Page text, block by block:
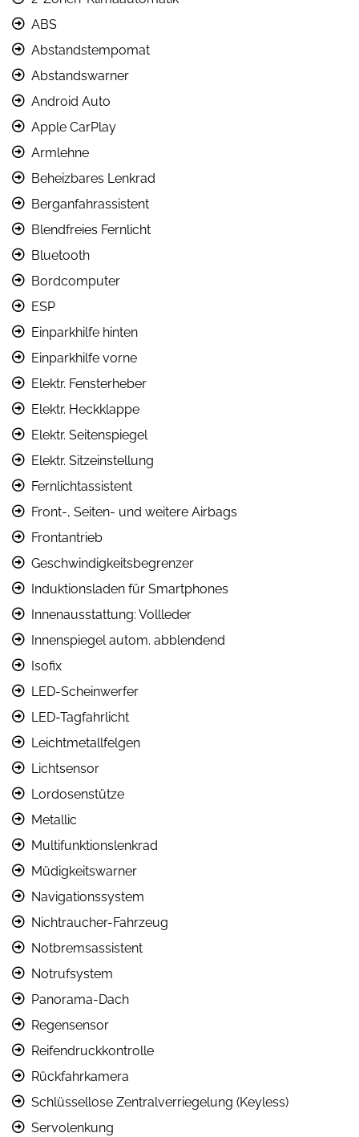
ABS
Abstandstempomat
Abstandswarner
Android Auto
Apple CarPlay
Armlehne
Beheizbares Lenkrad
Berganfahrassistent
Blendfreies Fernlicht
Bluetooth
Bordcomputer
ESP
Einparkhilfe hinten
Einparkhilfe vorne
Elektr. Fensterheber
Elektr. Heckklappe
Elektr. Seitenspiegel
Elektr. Sitzeinstellung
Fernlichtassistent
Front-, Seiten- und weitere Airbags
Frontantrieb
Geschwindigkeitsbegrenzer
Induktionsladen für Smartphones
Innenausstattung: Vollleder
Innenspiegel autom. abblendend
Isofix
LED-Scheinwerfer
LED-Tagfahrlicht
Leichtmetallfelgen
Lichtsensor
Lordosenstütze
Metallic
Multifunktionslenkrad
Müdigkeitswarner
Navigationssystem
Nichtraucher-Fahrzeug
Notbremsassistent
Notrufsystem
Panorama-Dach
Regensensor
Reifendruckkontrolle
Rückfahrkamera
Schlüssellose Zentralverriegelung (Keyless)
Servolenkung